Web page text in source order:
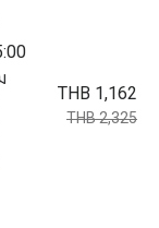
THB 1,162
THB 2,325